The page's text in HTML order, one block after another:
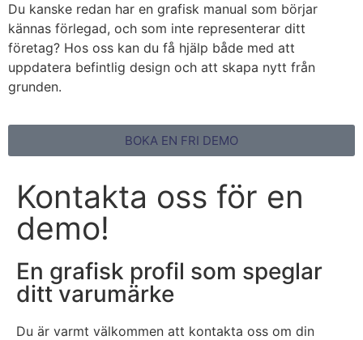
Du kanske redan har en grafisk manual som börjar
kännas förlegad, och som inte representerar ditt
företag? Hos oss kan du få hjälp både med att
uppdatera befintlig design och att skapa nytt från
grunden.
BOKA EN FRI DEMO
Kontakta oss för en
demo!
En grafisk profil som speglar
ditt varumärke
Du är varmt välkommen att kontakta oss om din